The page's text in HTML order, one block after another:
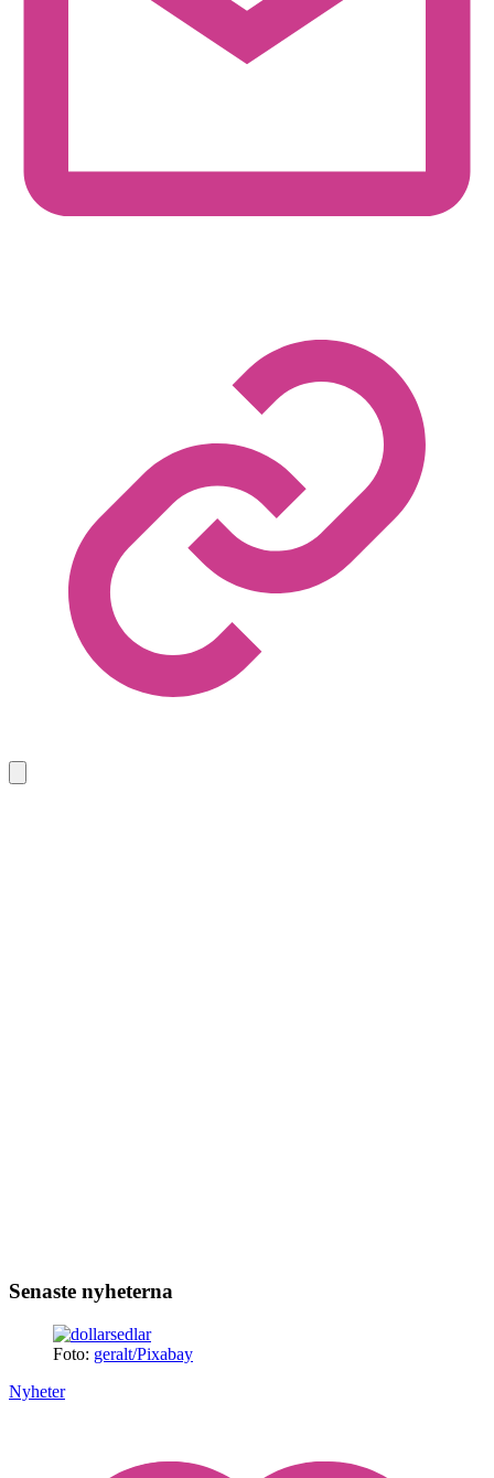
Senaste nyheterna
Foto: geralt/Pixabay
Nyheter